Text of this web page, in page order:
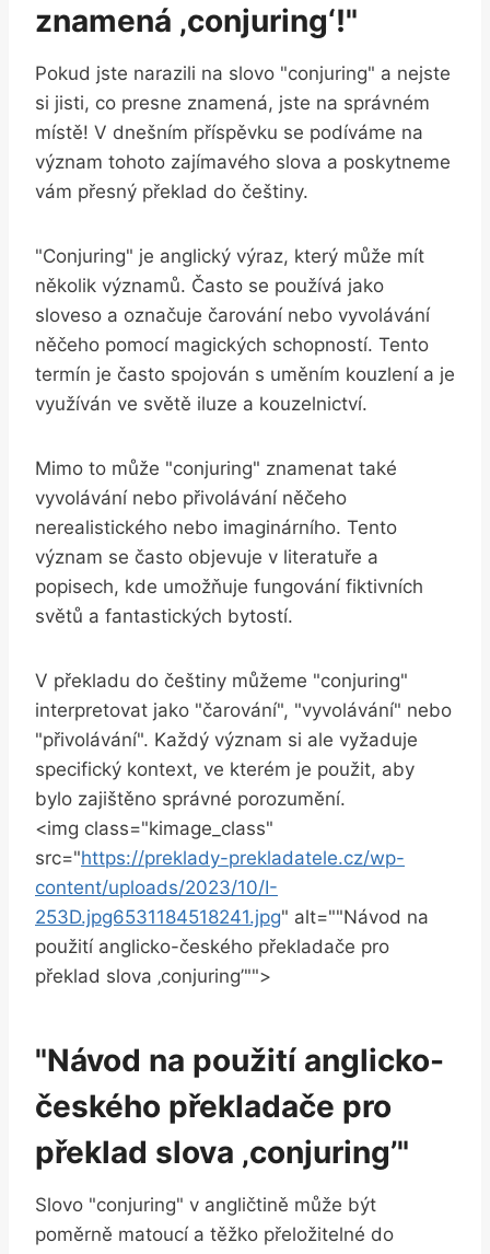
znamená ‚conjuring‘!"
Pokud jste narazili na slovo "conjuring" a nejste
si jisti, co presne znamená, jste na správném
místě! V dnešním příspěvku se podíváme na
význam tohoto zajímavého slova a poskytneme
vám přesný překlad do češtiny.
"Conjuring" je anglický výraz, který může mít
několik významů. Často se používá jako
sloveso a označuje čarování nebo vyvolávání
něčeho pomocí magických schopností. Tento
termín je často spojován s uměním kouzlení a je
využíván ve světě iluze a kouzelnictví.
Mimo to může "conjuring" znamenat také
vyvolávání nebo přivolávání něčeho
nerealistického nebo imaginárního. Tento
význam se často objevuje v literatuře a
popisech, kde umožňuje fungování fiktivních
světů a fantastických bytostí.
V překladu do češtiny můžeme "conjuring"
interpretovat jako "čarování", "vyvolávání" nebo
"přivolávání". Každý význam si ale vyžaduje
specifický kontext, ve kterém je použit, aby
bylo zajištěno správné porozumění.
<img class="kimage_class"
src="https://preklady-prekladatele.cz/wp-
content/uploads/2023/10/I-
253D.jpg6531184518241.jpg" alt=""Návod na
použití anglicko-českého překladače pro
překlad slova ‚conjuring’"">
"Návod na použití anglicko-
českého překladače pro
překlad slova ‚conjuring’"
Slovo "conjuring" v angličtině může být
poměrně matoucí a těžko přeložitelné do